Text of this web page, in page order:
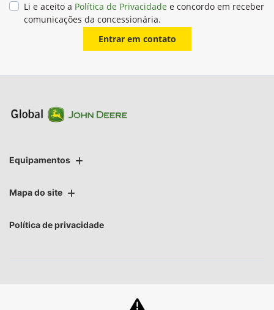
Li e aceito a Política de Privacidade e concordo em receber
comunicações da concessionária.
Entrar em contato
Equipamentos
Mapa do site
Política de privacidade